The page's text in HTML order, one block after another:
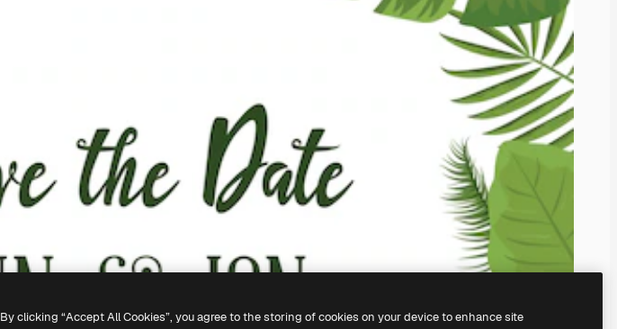
By clicking “Accept All Cookies”, you agree to the storing of cookies on your device to enhance site